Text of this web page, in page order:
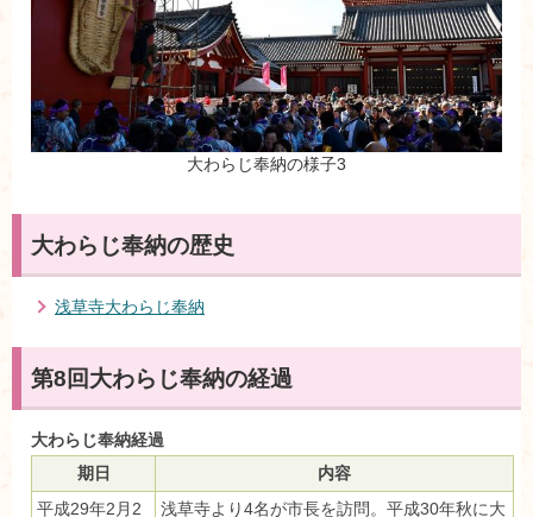
大わらじ奉納の様子3
大わらじ奉納の歴史
浅草寺大わらじ奉納
第8回大わらじ奉納の経過
大わらじ奉納経過
期日
内容
平成29年2月2
浅草寺より4名が市長を訪問。平成30年秋に大